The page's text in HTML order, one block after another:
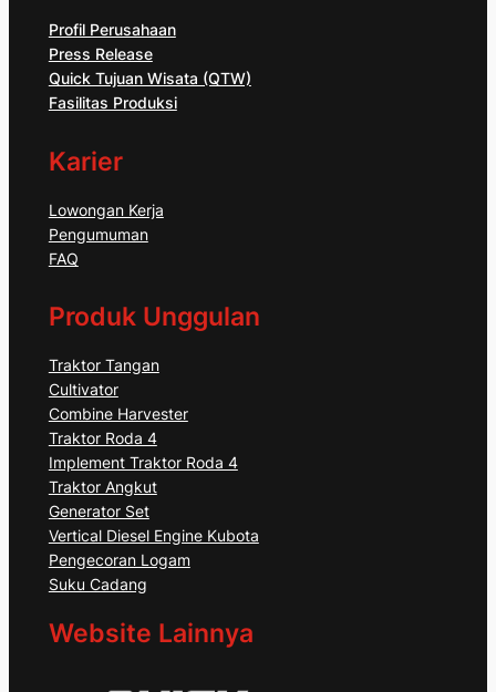
Profil Perusahaan
Press Release
Quick Tujuan Wisata (QTW)
Fasilitas Produksi
Karier
Lowongan Kerja
Pengumuman
FAQ
Produk Unggulan
Traktor Tangan
Cultivator
Combine Harvester
Traktor Roda 4
Implement Traktor Roda 4
Traktor Angkut
Generator Set
Vertical Diesel Engine Kubota
Pengecoran Logam
Suku Cadang
Website Lainnya